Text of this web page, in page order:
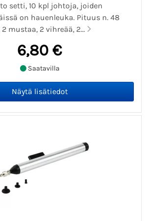
setti, 10 kpl johtoja, joiden
on hauenleuka. Pituus n. 48
mustaa, 2 vihreää, 2...
6,80 €
Saatavilla